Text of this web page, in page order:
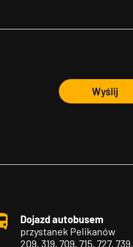
Wyślij
Dojazd autobusem
przystanek Pelikanów
209, 319, 709, 715, 727, 739,